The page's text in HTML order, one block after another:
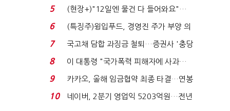
처분' 기준은 ...
5
(현장+)"12일엔 물건 다 들어와요"…
빈 매대 채우며 문 연 ...
6
(특징주)윙입푸드, 경영진 주가 부양 의
지에 상한가...
7
국고채 담합 과징금 철퇴…증권사 '충당
금 폭탄' 우려...
8
이 대통령 "국가폭력 피해자에 사과…
적극적 조사로 진...
9
카카오, 올해 임금협약 최종 타결…연봉
6.3% 인상·격려...
10
네이버, 2분기 영업익 5203억원…전년